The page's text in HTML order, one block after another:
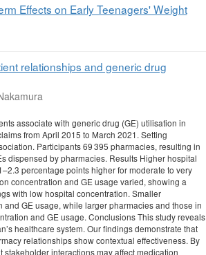
Effects on Early Teenagers' Weight
relationships and generic drug
associate with generic drug (GE) utilisation in
from April 2015 to March 2021. Setting
Participants 69 395 pharmacies, resulting in
dispensed by pharmacies. Results Higher hospital
percentage points higher for moderate to very
concentration and GE usage varied, showing a
with low hospital concentration. Smaller
GE usage, while larger pharmacies and those in
and GE usage. Conclusions This study reveals
healthcare system. Our findings demonstrate that
relationships show contextual effectiveness. By
interactions may affect medication